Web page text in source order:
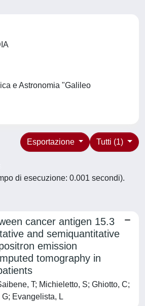
e Astronomia "Galileo
Tutti (1)
Esportazione
di esecuzione: 0.001 secondi).
cancer antigen 15.3
and semiquantitative
emission
tomography in
T; Michieletto, S; Ghiotto, C;
Evangelista, L